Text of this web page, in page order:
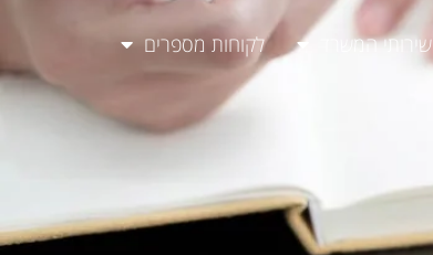
שירותי המשרד לקוחות מספרים